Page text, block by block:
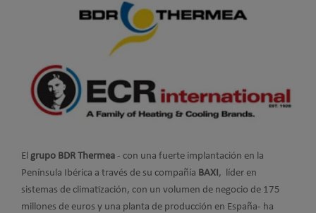
El grupo BDR Thermea - con una fuerte implantación en la
Península Ibérica a través de su compañía BAXI, líder en
sistemas de climatización, con un volumen de negocio de 175
millones de euros y una planta de producción en España- ha